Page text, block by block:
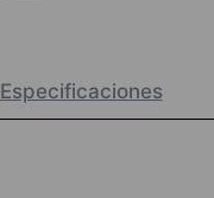
Especificaciones